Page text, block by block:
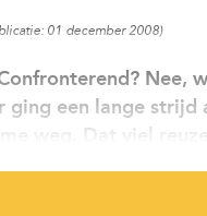
01 december 2008)
Nee,
een lange strijd
weg. Dat viel